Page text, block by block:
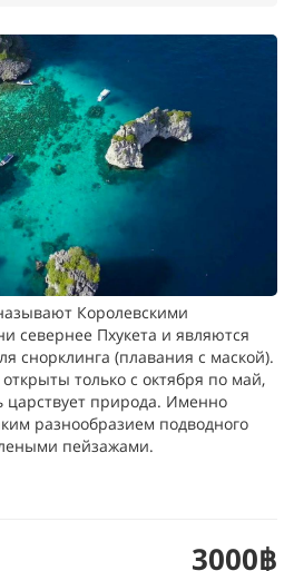
Королевскими
севернее Пхукета и являются
снорклинга (плавания с маской).
только с октября по май,
царствует природа. Именно
разнообразием подводного
пейзажами.
3000฿